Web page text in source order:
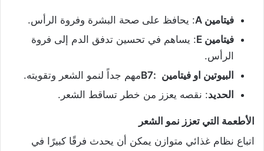
فيتامين
: يحافظ على صحة البشرة وفروة الرأس.
فيتامين
: يساهم في تحسين تدفق الدم إلى فروة
الرأس.
البيوتين او فيتامين :B7
مهم جداً لنمو الشعر وتقويته.
الحديد: نقصه يعزز من خطر تساقط الشعر.
الأطعمة التي تعزز نمو الشعر
اتباع نظام غذائي متوازن يمكن أن يحدث فرقًا كبيرًا في